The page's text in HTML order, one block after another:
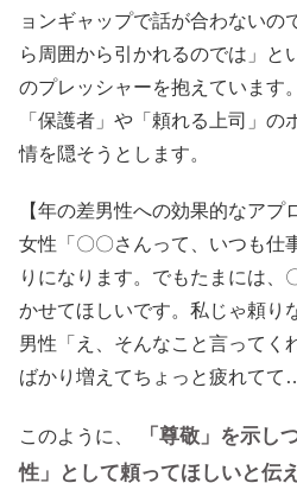
ョンギャップで話が合わないの
ら周囲から引かれるのでは」と
のプレッシャーを抱えています
「保護者」や「頼れる上司」
情を隠そうとします。
【年の差男性への効果的なアプ
女性「〇〇さんって、いつも仕
りになります。でもたまには、
かせてほしいです。私じゃ頼り
男性「え、そんなこと言ってく
ばかり増えてちょっと疲れてて
このように、
「尊敬」を示し
性」として頼ってほしいと伝